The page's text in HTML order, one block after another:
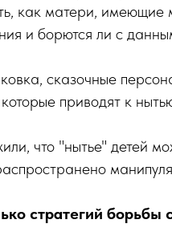
как матери, имеющие
и борются ли с
сказочные
приводят к
что "нытье" детей
стратегий борьбы